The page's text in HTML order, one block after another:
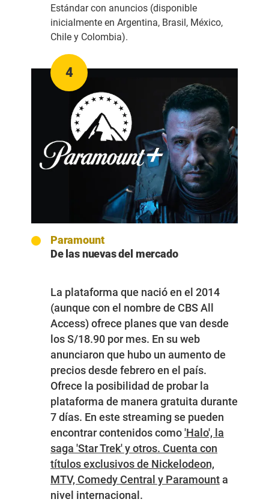
Estándar con anuncios (disponible
inicialmente en Argentina, Brasil, México,
Chile y Colombia).
4
Paramount
De las nuevas del mercado
La plataforma que nació en el 2014
(aunque con el nombre de CBS All
Access) ofrece planes que van desde
los S/18.90 por mes. En su web
anunciaron que hubo un aumento de
precios desde febrero en el país.
Ofrece la posibilidad de probar la
plataforma de manera gratuita durante
7 días. En este streaming se pueden
encontrar contenidos como'Halo', la
saga 'Star Trek' y otros. Cuenta con
títulos exclusivos de Nickelodeon,
MTV, Comedy Central y Paramounta
nivel internacional.